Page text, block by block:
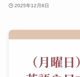
2025年12月8日